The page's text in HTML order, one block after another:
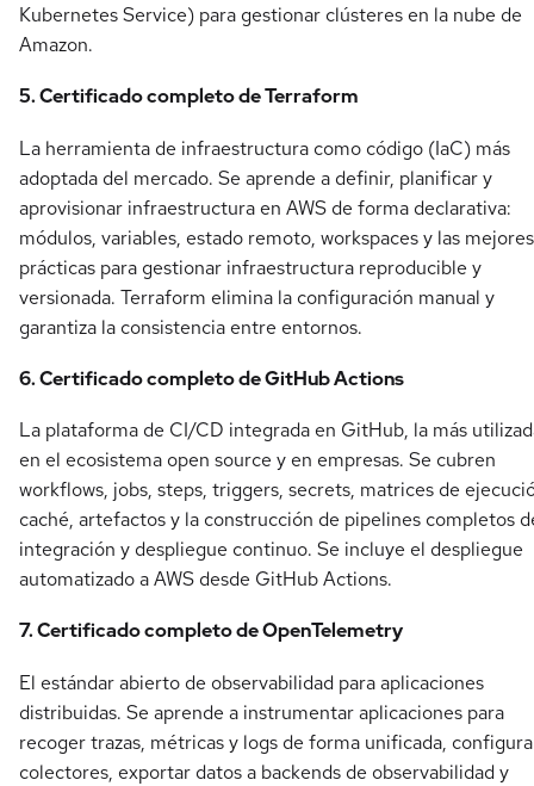
Kubernetes Service) para gestionar clústeres en la nube de
Amazon.
5. Certificado completo de Terraform
La herramienta de infraestructura como código (IaC) más
adoptada del mercado. Se aprende a definir, planificar y
aprovisionar infraestructura en AWS de forma declarativa:
módulos, variables, estado remoto, workspaces y las mejores
prácticas para gestionar infraestructura reproducible y
versionada. Terraform elimina la configuración manual y
garantiza la consistencia entre entornos.
6. Certificado completo de GitHub Actions
La plataforma de CI/CD integrada en GitHub, la más
en el ecosistema open source y en empresas. Se cubren
workflows, jobs, steps, triggers, secrets, matrices de
caché, artefactos y la construcción de pipelines completos
integración y despliegue continuo. Se incluye el despliegue
automatizado a AWS desde GitHub Actions.
7. Certificado completo de OpenTelemetry
El estándar abierto de observabilidad para aplicaciones
distribuidas. Se aprende a instrumentar aplicaciones para
recoger trazas, métricas y logs de forma unificada,
colectores, exportar datos a backends de observabilidad y